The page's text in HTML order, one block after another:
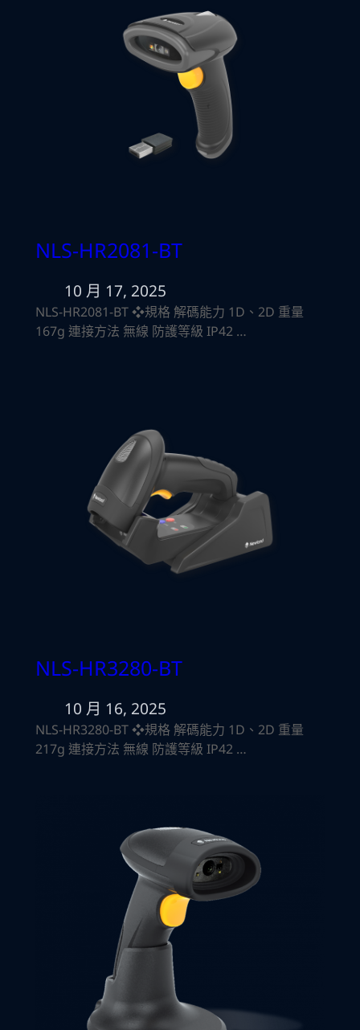
NLS-HR2081-BT
10 月 17, 2025
NLS-HR2081-BT ❖規格 解碼能力 1D、2D 重量
167g 連接方法 無線 防護等級 IP42 …
NLS-HR3280-BT
10 月 16, 2025
NLS-HR3280-BT ❖規格 解碼能力 1D、2D 重量
217g 連接方法 無線 防護等級 IP42 …